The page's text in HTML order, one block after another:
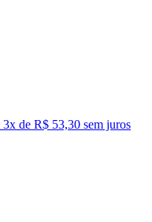
3x de R$ 53,30 sem juros